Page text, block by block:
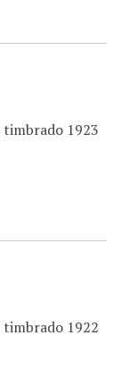
timbrado 1923
timbrado 1922